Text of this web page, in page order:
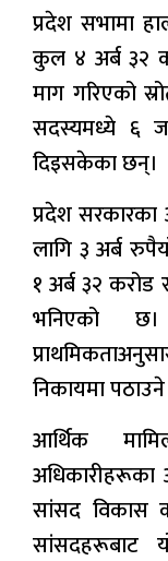
प्रदेश सभामा
कुल ४ अर्ब ३२
माग गरिएको
सदस्यमध्ये ६
दिइसकेका छन्।
प्रदेश सरकारका
लागि ३ अर्ब
१ अर्ब ३२ करोड
भनिएको
निकायमा पठाउने
आर्थिक
सांसद विकास
सांसदहरूबाट